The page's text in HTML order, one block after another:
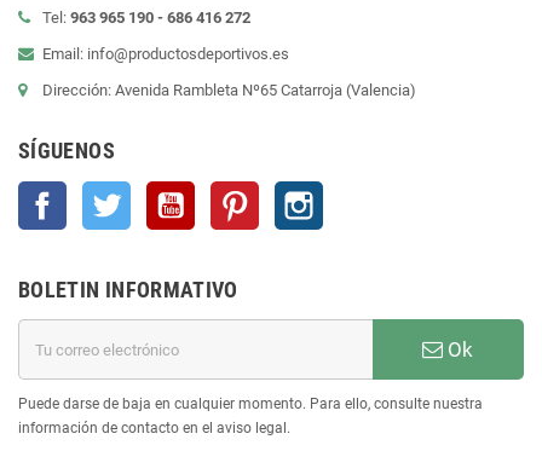
Tel: 963 965 190 - 686 416 272
Email: info@productosdeportivos.es
Dirección: Avenida Rambleta Nº65 Catarroja (Valencia)
SÍGUENOS
Facebook Twitter YouTube Pinterest
BOLETIN INFORMATIVO
Ok
Puede darse de baja en cualquier momento. Para ello, consulte nuestra
información de contacto en el aviso legal.